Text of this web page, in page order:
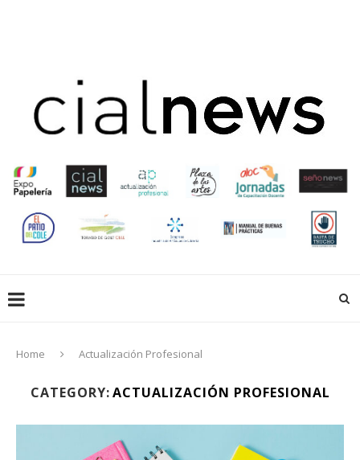
Home Actualización Profesional
CATEGORY:ACTUALIZACIÓN PROFESIONAL